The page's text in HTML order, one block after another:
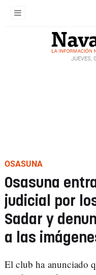
JUEVES,
OSASUNA
Osasuna
judicial por
Sadar y
a las
El club ha anunciado